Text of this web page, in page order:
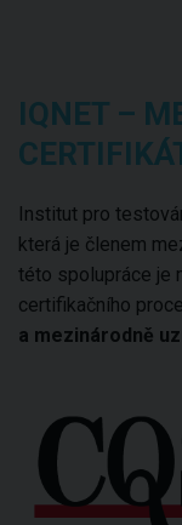
IQNET –
Institut pro
která je členem
této spolupráce je
certifikačního
a mezinárodně